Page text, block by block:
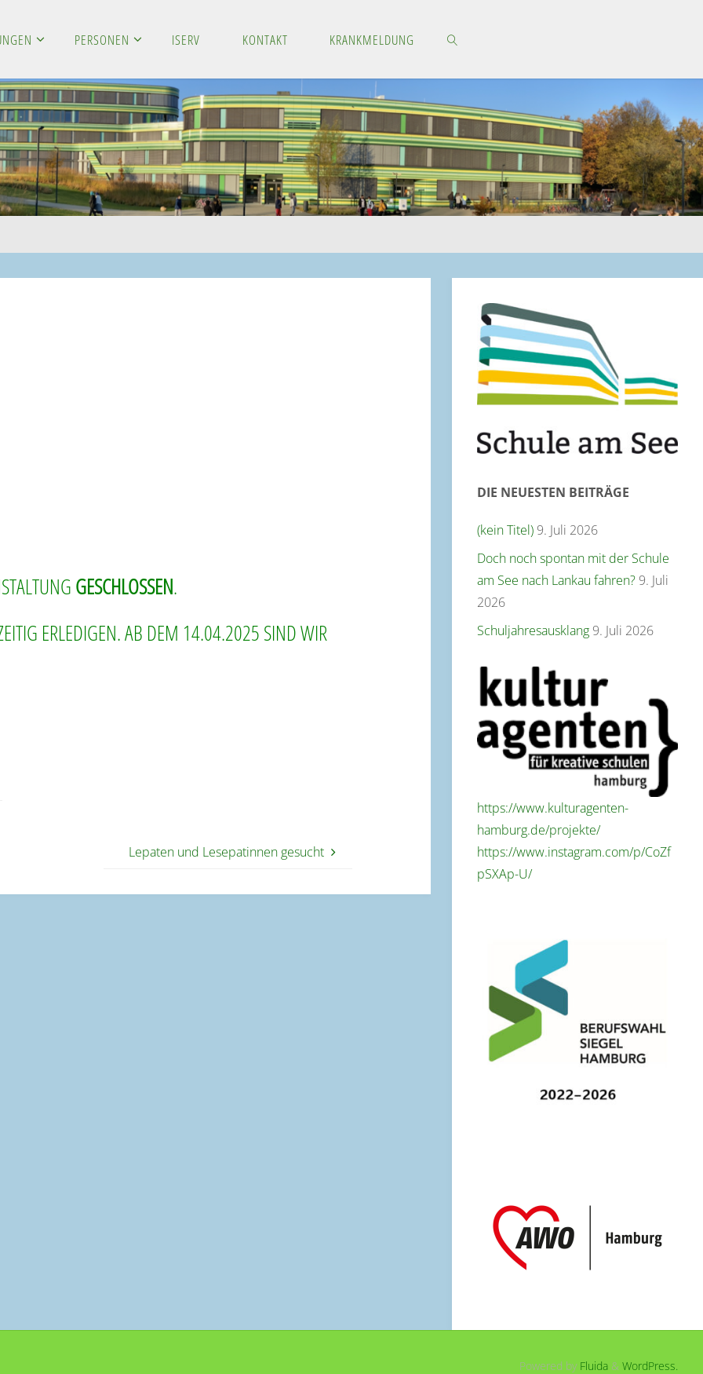
PERSONEN ISERV KONTAKT KRANKMELDUNG
SEARCH
GESCHLOSSEN.
ERLEDIGEN. AB DEM 14.04.2025 SIND WIR
Lepaten und Lesepatinnen gesucht
DIE NEUESTEN BEITRÄGE
(kein Titel) 9. Juli 2026
Doch noch spontan mit der Schule
am See nach Lankau fahren? 9. Juli
2026
Schuljahresausklang 9. Juli 2026
https://www.kulturagenten-
hamburg.de/projekte/
https://www.instagram.com/p/CoZf
pSXAp-U/
Powered byFluida & WordPress.